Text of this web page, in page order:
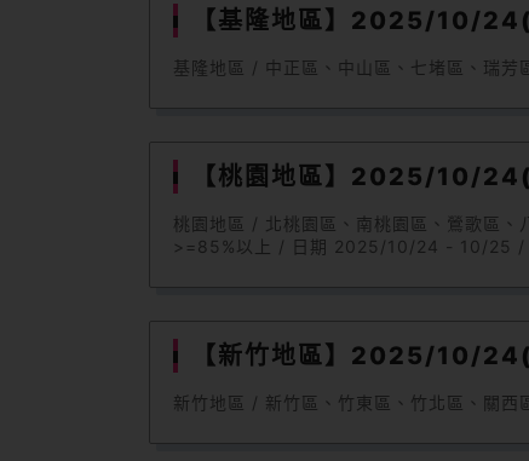
【基隆地區】2025/10/
基隆地區 / 中正區、中山區、七堵區、瑞
【桃園地區】2025/10/
桃園地區 / 北桃園區、南桃園區、鶯歌區
>=85%以上 / 日期 2025/10/24 - 10/25 /
【新竹地區】2025/10/
新竹地區 / 新竹區、竹東區、竹北區、關